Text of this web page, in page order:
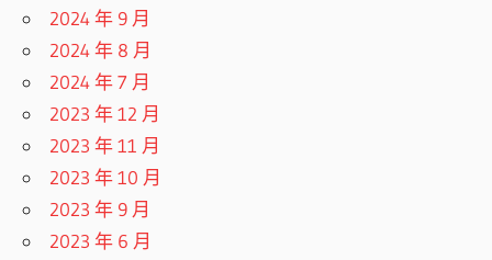
2024 年 9 月
2024 年 8 月
2024 年 7 月
2023 年 12 月
2023 年 11 月
2023 年 10 月
2023 年 9 月
2023 年 6 月